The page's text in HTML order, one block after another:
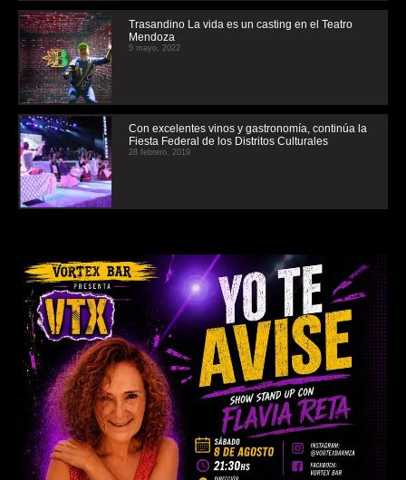
Trasandino La vida es un casting en el Teatro
Mendoza
5 mayo, 2022
Con excelentes vinos y gastronomía, continúa la
Fiesta Federal de los Distritos Culturales
28 febrero, 2019